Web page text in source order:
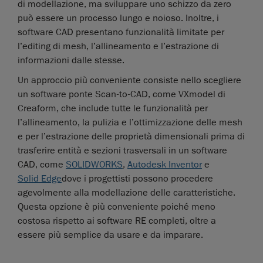
di modellazione, ma sviluppare uno schizzo da zero
può essere un processo lungo e noioso. Inoltre, i
software CAD presentano funzionalità limitate per
l’editing di mesh, l’allineamento e l’estrazione di
informazioni dalle stesse.
Un approccio più conveniente consiste nello scegliere
un software ponte Scan-to-CAD, come VXmodel di
Creaform, che include tutte le funzionalità per
l’allineamento, la pulizia e l’ottimizzazione delle mesh
e per l’estrazione delle proprietà dimensionali prima di
trasferire entità e sezioni trasversali in un software
CAD, come SOLIDWORKS, Autodesk Inventore
Solid Edgedove i progettisti possono procedere
agevolmente alla modellazione delle caratteristiche.
Questa opzione è più conveniente poiché meno
costosa rispetto ai software RE completi, oltre a
essere più semplice da usare e da imparare.